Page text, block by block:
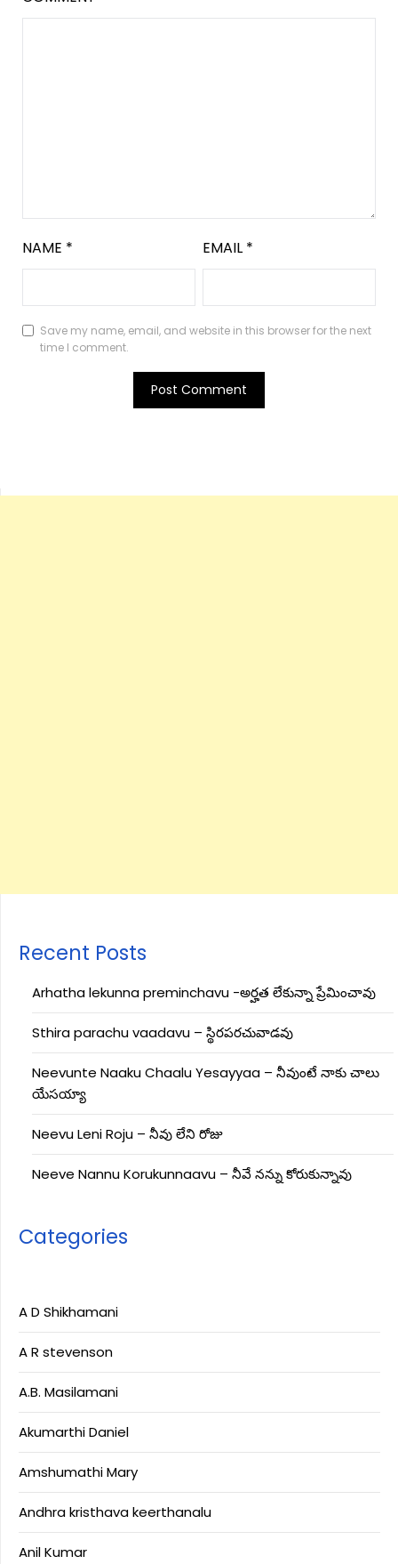
NAME * EMAIL *
Save my name, email, and website in this browser for the next
time I comment.
Recent Posts
Arhatha lekunna preminchavu -అర్హత లేకున్నా ప్రేమించావు
Sthira parachu vaadavu – స్థిరపరచువాడవు
Neevunte Naaku Chaalu Yesayyaa – నీవుంటే నాకు చాలు
యేసయ్యా
Neevu Leni Roju – నీవు లేని రోజు
Neeve Nannu Korukunnaavu – నీవే నన్ను కోరుకున్నావు
Categories
A D Shikhamani
A R stevenson
A.B. Masilamani
Akumarthi Daniel
Amshumathi Mary
Andhra kristhava keerthanalu
Anil Kumar